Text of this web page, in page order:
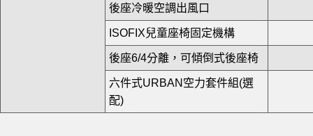
後座冷暖空調出風口
ISOFIX兒童座椅固定機構
後座6/4分離，可傾倒式後座椅
六件式URBAN空力套件組(選
配)